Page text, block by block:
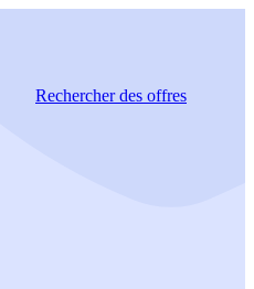
Rechercherdes offres